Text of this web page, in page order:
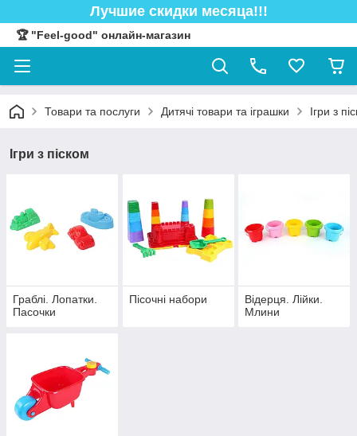
Лучшие скидки месяца!!!
🏆 "Feel-good" онлайн-магазин
Товари та послуги Дитячі товари та іграшки Ігри з
Ігри з піском
Граблі. Лопатки.
Пасочки
Пісочні набори
Відерця. Лійки.
Млини